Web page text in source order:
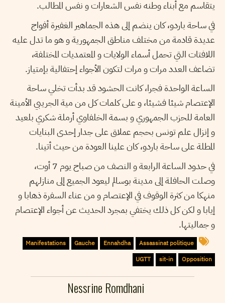
يتقاسم مع أبناء وطنه نفس الشعارات و نفس المطالب.
في ساحة باردو، كان ينضم إلى هذه الجماهير الغفيرة أفواج
عديدة قادمة من مختلف مناطق الجمهورية و هو ما تدل عليه
اللافتات التي تحمل أسماء الولايات و المعتمديات المختلفة،
تضاعف العدد مرات و مرات لتكون الأجواء إحتفالية بإمتياز.
الساعة الواحدة فجرا، كانت الحشود قد بدأت تخلي ساحة
الإعتصام شيئا فشيئا، و على كلمات كل من مية الجريبي الأمينة
العامة للحزب الجمهوري و بسمة الخلفاوي أرملة شكري بلعيد
و إنزال علم تونس بحجم عملاق على جدار إحدى البنايات
المطلة على ساحة باردو، كان علينا العودة من حيث أتينا.
في حدود الساعة الرابعة و النصف من صباح يوم 7 أوت،
وصلت الحافلة إلى مدينة بوسالم ليعود الجميع إلى منازلهم
منهكا من كثرة الوقوف في الإعتصام و من عناء السفرة ذهابا و
إيابا و لكن كل ذلك يختفي بمجرد الحديث عن أجواء الإعتصام
و جماليتها.
Assassinat politique
Ennahdha
Gauche
Manifestations
Opposition
sit-in
UGTT
Nessrine Romdhani